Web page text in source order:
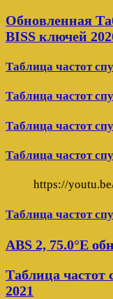
Обновленная
BISS ключей
Таблица частот
Таблица частот
Таблица частот
Таблица частот
https://
Таблица частот
ABS 2, 75.0°E
Таблица частот
2021